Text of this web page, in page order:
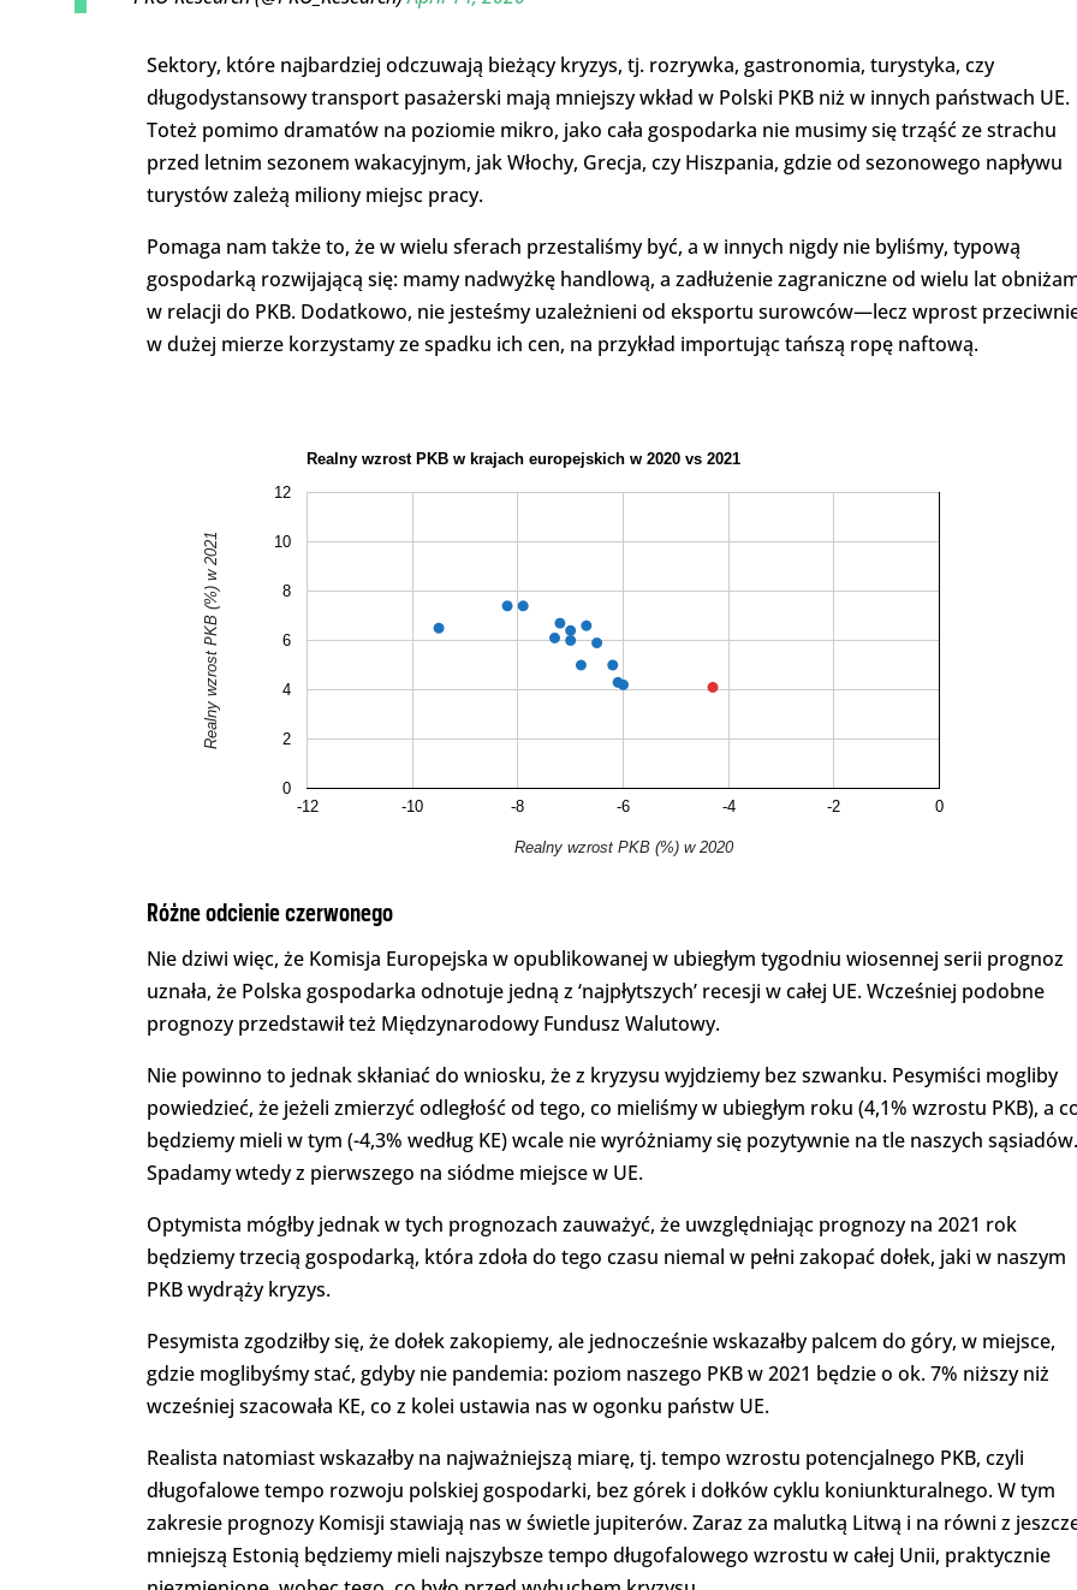
Sektory, które najbardziej odczuwają bieżący kryzys, tj. rozrywka, gastronomia, turystyka, czy
długodystansowy transport pasażerski mają mniejszy wkład w Polski PKB niż w innych państwach UE.
Toteż pomimo dramatów na poziomie mikro, jako cała gospodarka nie musimy się trząść ze strachu
przed letnim sezonem wakacyjnym, jak Włochy, Grecja, czy Hiszpania, gdzie od sezonowego napływu
turystów zależą miliony miejsc pracy.
Pomaga nam także to, że w wielu sferach przestaliśmy być, a w innych nigdy nie byliśmy, typową
gospodarką rozwijającą się: mamy nadwyżkę handlową, a zadłużenie zagraniczne od wielu lat
w relacji do PKB. Dodatkowo, nie jesteśmy uzależnieni od eksportu surowców—lecz wprost
w dużej mierze korzystamy ze spadku ich cen, na przykład importując tańszą ropę naftową.
Realny wzrost PKB w krajach europejskich w 2020 vs 2021
-12 -10 -8 -6 -4 -2 0
0
2
4
6
8
10
12
Realny wzrost PKB (%) w 2020
Realny wzrost PKB (%) w 2021
Różne odcienie czerwonego
Nie dziwi więc, że Komisja Europejska w opublikowanej w ubiegłym tygodniu wiosennej serii prognoz
uznała, że Polska gospodarka odnotuje jedną z ‘najpłytszych’ recesji w całej UE. Wcześniej podobne
prognozy przedstawił też Międzynarodowy Fundusz Walutowy.
Nie powinno to jednak skłaniać do wniosku, że z kryzysu wyjdziemy bez szwanku. Pesymiści mogliby
powiedzieć, że jeżeli zmierzyć odległość od tego, co mieliśmy w ubiegłym roku (4,1% wzrostu PKB), a
będziemy mieli w tym (-4,3% według KE) wcale nie wyróżniamy się pozytywnie na tle naszych sąsiadów.
Spadamy wtedy z pierwszego na siódme miejsce w UE.
Optymista mógłby jednak w tych prognozach zauważyć, że uwzględniając prognozy na 2021 rok
będziemy trzecią gospodarką, która zdoła do tego czasu niemal w pełni zakopać dołek, jaki w naszym
PKB wydrąży kryzys.
Pesymista zgodziłby się, że dołek zakopiemy, ale jednocześnie wskazałby palcem do góry, w miejsce,
gdzie moglibyśmy stać, gdyby nie pandemia: poziom naszego PKB w 2021 będzie o ok. 7% niższy niż
wcześniej szacowała KE, co z kolei ustawia nas w ogonku państw UE.
Realista natomiast wskazałby na najważniejszą miarę, tj. tempo wzrostu potencjalnego PKB, czyli
długofalowe tempo rozwoju polskiej gospodarki, bez górek i dołków cyklu koniunkturalnego. W tym
zakresie prognozy Komisji stawiają nas w świetle jupiterów. Zaraz za malutką Litwą i na równi z
mniejszą Estonią będziemy mieli najszybsze tempo długofalowego wzrostu w całej Unii, praktycznie